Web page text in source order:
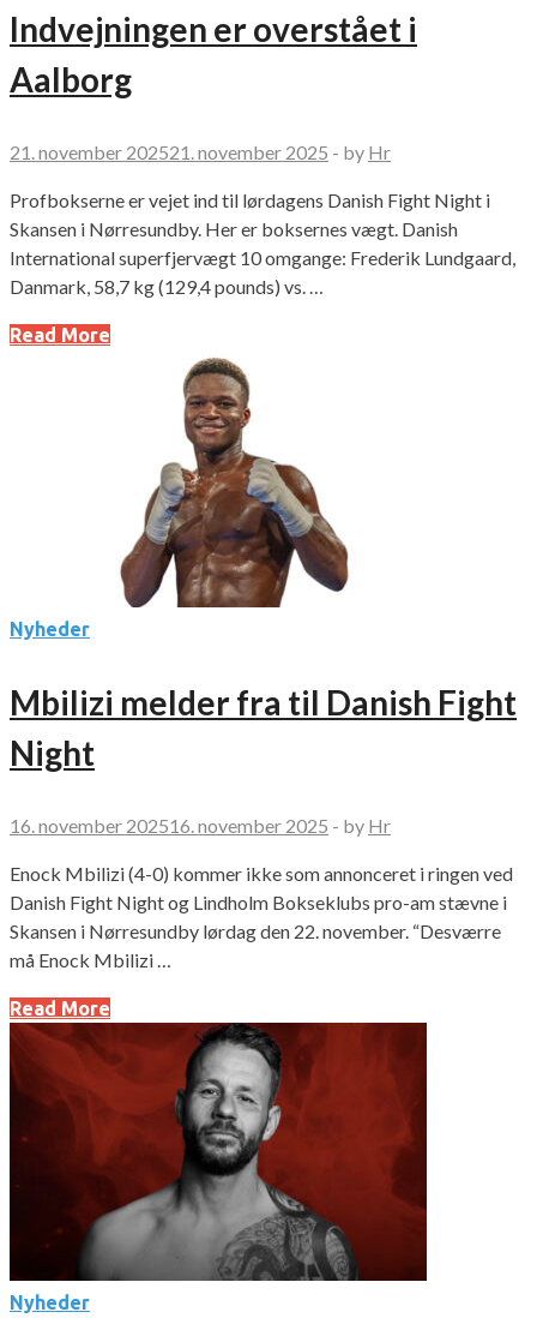
Indvejningen er overstået i
Aalborg
21. november 202521. november 2025 - by Hr
Profbokserne er vejet ind til lørdagens Danish Fight Night i
Skansen i Nørresundby. Her er boksernes vægt. Danish
International superfjervægt 10 omgange: Frederik Lundgaard,
Danmark, 58,7 kg (129,4 pounds) vs. …
Read More
Nyheder
Mbilizi melder fra til Danish Fight
Night
16. november 202516. november 2025 - by Hr
Enock Mbilizi (4-0) kommer ikke som annonceret i ringen ved
Danish Fight Night og Lindholm Bokseklubs pro-am stævne i
Skansen i Nørresundby lørdag den 22. november. “Desværre
må Enock Mbilizi …
Read More
Nyheder